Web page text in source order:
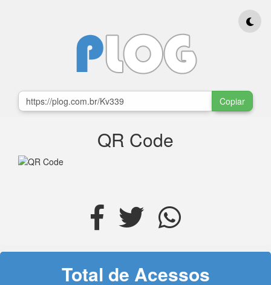
Copiar
QR Code
Total de Acessos